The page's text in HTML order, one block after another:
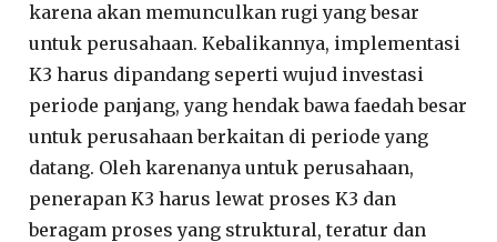
karena akan memunculkan rugi yang besar
untuk perusahaan. Kebalikannya, implementasi
K3 harus dipandang seperti wujud investasi
periode panjang, yang hendak bawa faedah besar
untuk perusahaan berkaitan di periode yang
datang. Oleh karenanya untuk perusahaan,
penerapan K3 harus lewat proses K3 dan
beragam proses yang struktural, teratur dan